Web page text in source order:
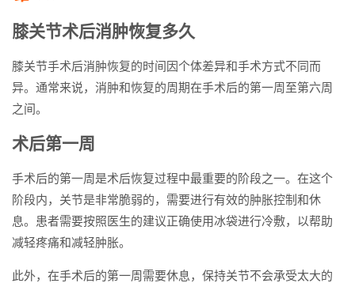
膝关节术后消肿恢复多久
膝关节手术后消肿恢复的时间因个体差异和手术方式不同而
异。通常来说，消肿和恢复的周期在手术后的第一周至第六周
之间。
术后第一周
手术后的第一周是术后恢复过程中最重要的阶段之一。在这个
阶段内，关节是非常脆弱的，需要进行有效的肿胀控制和休
息。患者需要按照医生的建议正确使用冰袋进行冷敷，以帮助
减轻疼痛和减轻肿胀。
此外，在手术后的第一周需要休息，保持关节不会承受太大的